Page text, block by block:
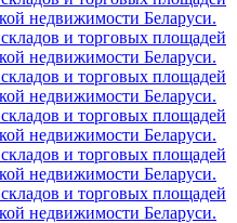
недвижимости Беларуси.
и торговых площадей
недвижимости Беларуси.
и торговых площадей
недвижимости Беларуси.
и торговых площадей
недвижимости Беларуси.
и торговых площадей
недвижимости Беларуси.
и торговых площадей
недвижимости Беларуси.